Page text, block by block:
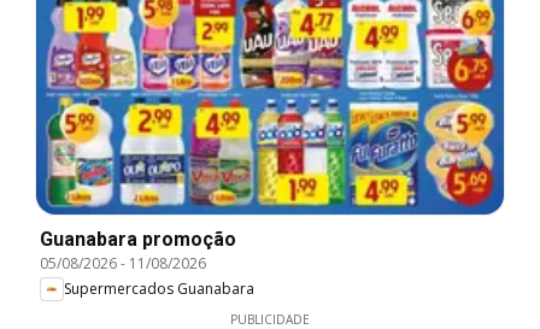
Guanabara promoção
05/08/2026- 11/08/2026
Supermercados Guanabara
PUBLICIDADE